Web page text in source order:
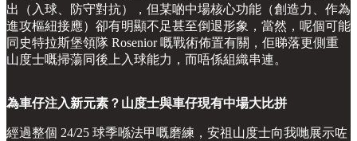
出（入球、防守對抗），但某啲中場核心功能（創造力、作為
進攻樞紐接應）卻有明顯不足甚至倒退形象，當然，呢個可能
同史特拉斯堡領隊 Rosenior 嘅戰術佈置有關，佢睇落更側重
山度士嘅掃蕩同後上入球能力，而唔係組織串連。
為車仔注入新元素？山度士與車仔現有中場大比拼
經過整個 24/25 球季喺法甲嘅磨練，安祖山度士向我哋展示咗